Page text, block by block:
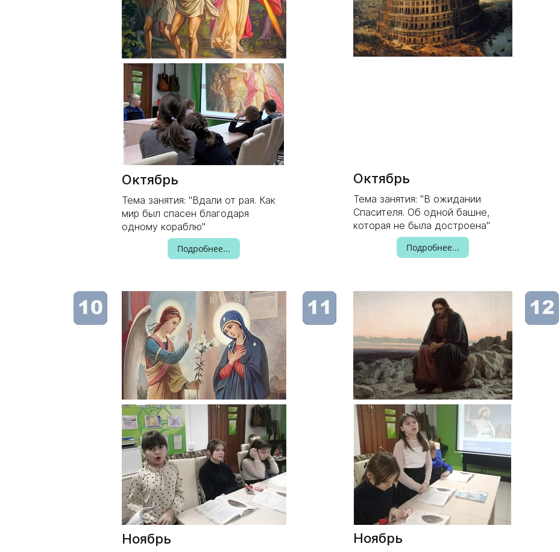
Октябрь
Тема занятия: "Вдали от рая. Как
мир был спасен благодаря
одному кораблю"
Подробнее...
Октябрь
Тема занятия: "В ожидании
Спасителя. Об одной башне,
которая не была достроена"
Подробнее...
Ноябрь Ноябрь